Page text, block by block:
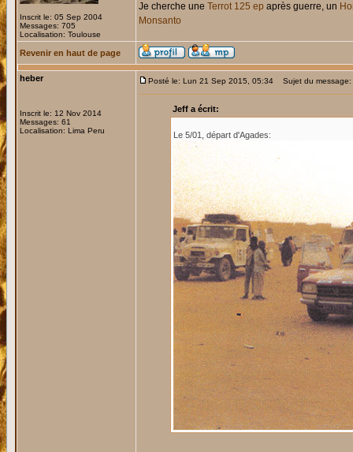
Inscrit le: 05 Sep 2004
Messages: 705
Localisation: Toulouse
Je cherche une Terrot 125 ep après guerre, un
Monsanto
Revenir en haut de page
heber
Inscrit le: 12 Nov 2014
Messages: 61
Localisation: Lima Peru
Posté le: Lun 21 Sep 2015, 05:34 Sujet du message:
Jeff a écrit:
Le 5/01, départ d'Agades: